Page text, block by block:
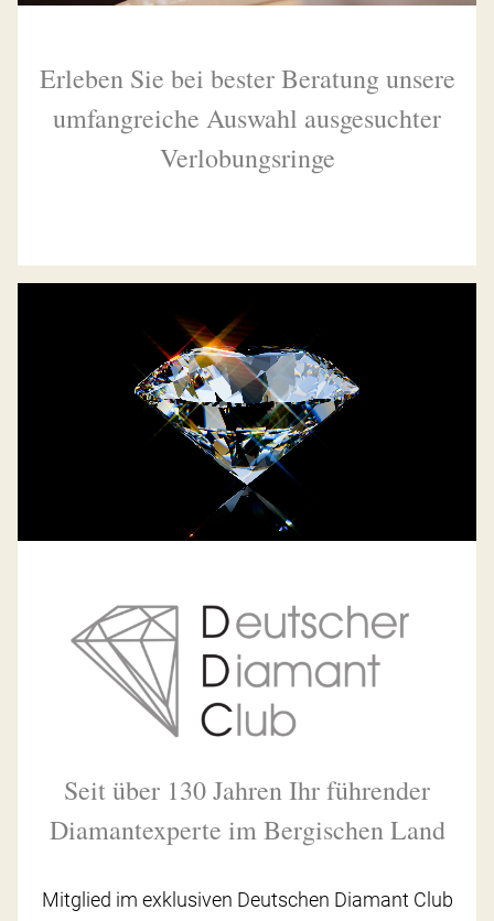
Erleben Sie bei bester Beratung unsere
umfangreiche Auswahl ausgesuchter
Verlobungsringe
Seit über 130 Jahren Ihr führender
Diamantexperte im Bergischen Land
Mitglied im exklusiven Deutschen Diamant Club